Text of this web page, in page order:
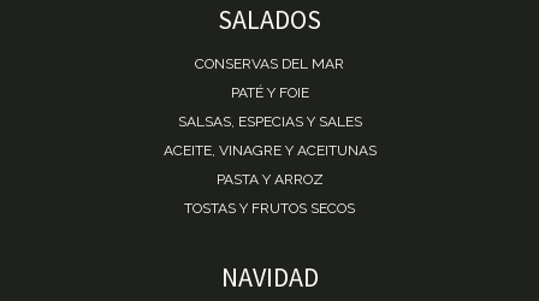
SALADOS
CONSERVAS DEL MAR
PATÉ Y FOIE
SALSAS, ESPECIAS Y SALES
ACEITE, VINAGRE Y ACEITUNAS
PASTA Y ARROZ
TOSTAS Y FRUTOS SECOS
NAVIDAD